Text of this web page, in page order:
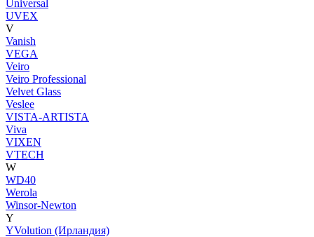
Universal
UVEX
V
Vanish
VEGA
Veiro
Veiro Professional
Velvet Glass
Veslee
VISTA-ARTISTA
Viva
VIXEN
VTECH
W
WD40
Werola
Winsor-Newton
Y
YVolution (Ирландия)